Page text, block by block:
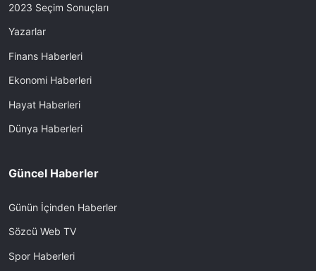
2023 Seçim Sonuçları
Yazarlar
Finans Haberleri
Ekonomi Haberleri
Hayat Haberleri
Dünya Haberleri
Güncel Haberler
Günün İçinden Haberler
Sözcü Web TV
Spor Haberleri